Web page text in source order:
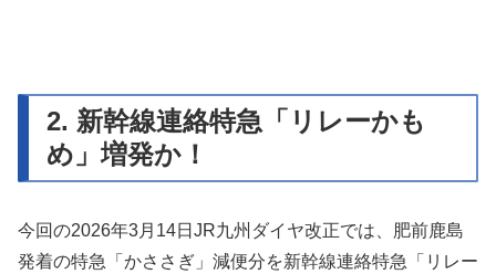
2. 新幹線連絡特急「リレーかも
め」増発か！
今回の2026年3月14日JR九州ダイヤ改正では、肥前鹿島
発着の特急「かささぎ」減便分を新幹線連絡特急「リレー